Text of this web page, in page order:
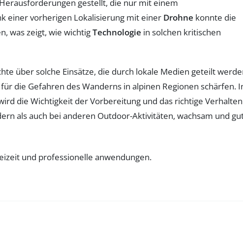
gestellt, die nur mit einem
einer vorherigen Lokalisierung mit einer Drohne konnte die
was zeigt, wie wichtigTechnologie in solchen kritischen
über solche Einsätze, die durch lokale Medien geteilt
die Gefahren des Wanderns in alpinen Regionen schärfen.
die Wichtigkeit der Vorbereitung und das richtige
als auch bei anderen Outdoor-Aktivitäten, wachsam und